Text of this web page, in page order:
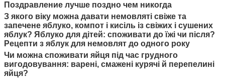
Поздравление лучше поздно чем никогда
З якого віку можна давати немовляті свіже та
запечене яблуко, компот і кисіль із свіжих і сушених
яблук? Яблуко для дітей: споживати до їжі чи після?
Рецепти з яблук для немовлят до одного року
Чи можна споживати яйця під час грудного
вигодовування: варені, смажені курячі й перепелині
яйця?